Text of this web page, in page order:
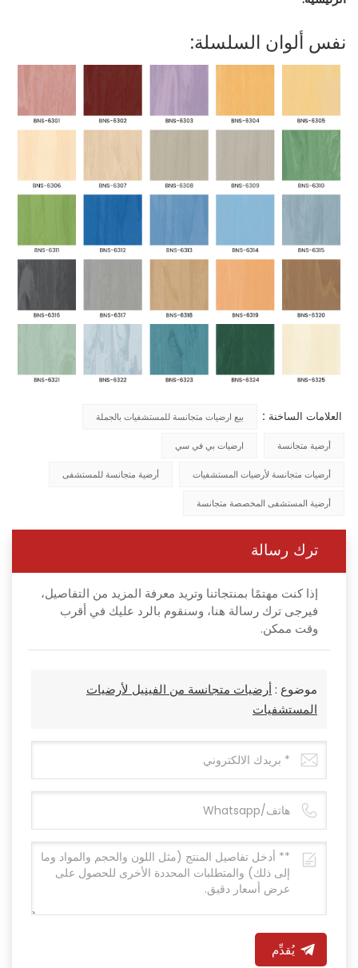
نفس ألوان السلسلة:
العلامات الساخنة : بيع ارضيات متجانسة للمستشفيات بالجملة
أرضية متجانسة ارضيات بي في سي
أرضيات متجانسة لأرضيات المستشفيات أرضية متجانسة للمستشفى
أرضية المستشفى المخصصة متجانسة
ترك رسالة
إذا كنت مهتمًا بمنتجاتنا وتريد معرفة المزيد من التفاصيل،
فيرجى ترك رسالة هنا، وسنقوم بالرد عليك في أقرب
وقت ممكن.
موضوع :أرضيات متجانسة من الفينيل لأرضيات
المستشفيات
يُقدِّم